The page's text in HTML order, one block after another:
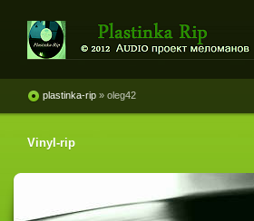
винила и магнитоальбомов
plastinka-rip » oleg42
Vinyl-rip